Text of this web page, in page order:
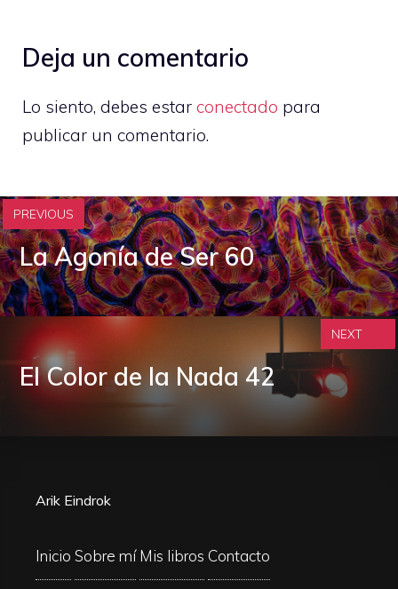
Deja un comentario
Lo siento, debes estar conectado para
publicar un comentario.
PREVIOUS
La Agonía de Ser 60
El Color de la Nada 42
NEXT
Arik Eindrok
Inicio Sobre mí Mis libros Contacto